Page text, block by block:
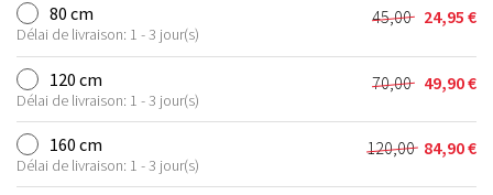
80 cm
Délai de livraison: 1 - 3 jour(s)
45,00
Le
prix
initial
était :
45,00 €.
24,95 €
Le
prix
actuel
est :
24,95 €.
120 cm
Délai de livraison: 1 - 3 jour(s)
70,00
Le
prix
initial
était :
70,00 €.
49,90€
Le
prix
actuel
est :
49,90 €.
160 cm
Délai de livraison: 1 - 3 jour(s)
120,00
Le
prix
84,90€
Le
prix